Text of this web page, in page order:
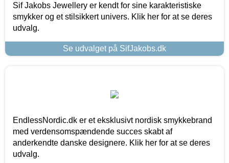
Sif Jakobs Jewellery er kendt for sine karakteristiske
smykker og et stilsikkert univers. Klik her for at se deres
udvalg.
Se udvalget på SifJakobs.dk
EndlessNordic.dk er et eksklusivt nordisk smykkebrand
med verdensomspændende succes skabt af
anderkendte danske designere. Klik her for at se deres
udvalg.